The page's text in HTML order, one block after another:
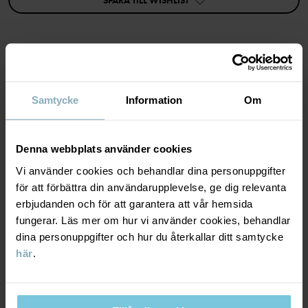
Samtycke Information Om
Denna webbplats använder cookies
Vi använder cookies och behandlar dina personuppgifter
för att förbättra din användarupplevelse, ge dig relevanta
erbjudanden och för att garantera att vår hemsida
fungerar. Läs mer om hur vi använder cookies, behandlar
dina personuppgifter och hur du återkallar ditt samtycke
här.
Läs mer
100% Polyester Recycled
Skötselråd
TVÄTT
Ej blekning
LEVERANS & RETUR
Leverans & retur
Vi erbjuder fri frakt över 699 kr och leveranstiden är 1–4 dagar. I